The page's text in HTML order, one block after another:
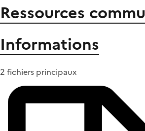
Ressources
Informations
2 fichiers principaux